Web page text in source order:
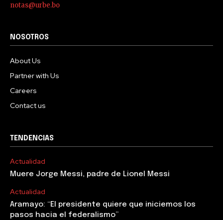
notas@urbe.bo
NOSOTROS
About Us
Partner with Us
Careers
Contact us
TENDENCIAS
Actualidad
Muere Jorge Messi, padre de Lionel Messi
Actualidad
Aramayo: “El presidente quiere que iniciemos los
pasos hacia el federalismo”